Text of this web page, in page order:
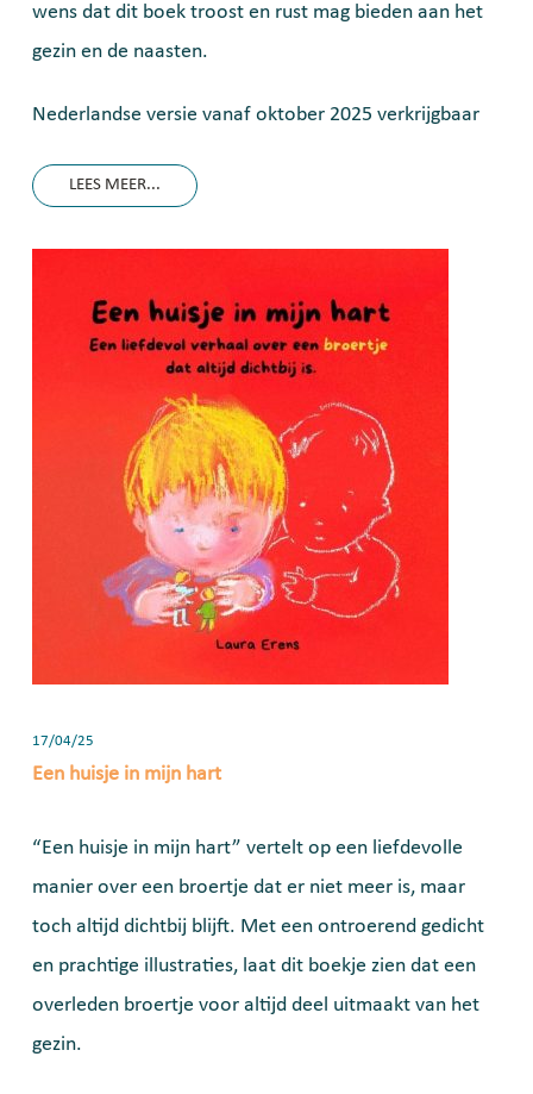
wens dat dit boek troost en rust mag bieden aan het
gezin en de naasten.
Nederlandse versie vanaf oktober 2025 verkrijgbaar
LEES MEER...
17/04/25
Een huisje in mijn hart
“Een huisje in mijn hart” vertelt op een liefdevolle
manier over een broertje dat er niet meer is, maar
toch altijd dichtbij blijft. Met een ontroerend gedicht
en prachtige illustraties, laat dit boekje zien dat een
overleden broertje voor altijd deel uitmaakt van het
gezin.